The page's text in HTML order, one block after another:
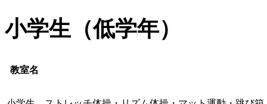
小学生（低学年）
教室名